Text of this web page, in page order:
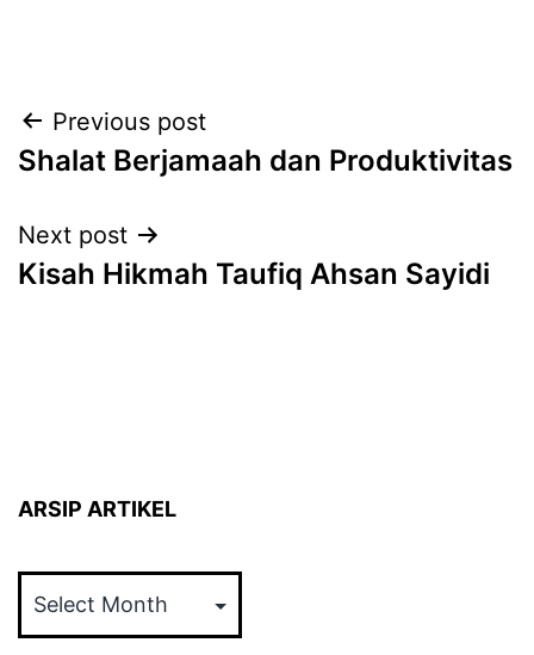
Post
navigation
Previous post
Shalat Berjamaah dan Produktivitas
Next post
Kisah Hikmah Taufiq Ahsan Sayidi
ARSIP ARTIKEL
ARTIKEL